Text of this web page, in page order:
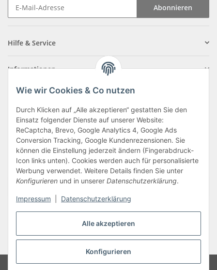
Alle akzeptieren
Konfigurieren
Wie wir Cookies & Co nutzen
Durch Klicken auf „Alle akzeptieren“ gestatten Sie den
Einsatz folgender Dienste auf unserer Website:
ReCaptcha, Brevo, Google Analytics 4, Google Ads
Conversion Tracking, Google Kundenrezensionen. Sie
können die Einstellung jederzeit ändern (Fingerabdruck-
Icon links unten). Cookies werden auch für personalisierte
Werbung verwendet. Weitere Details finden Sie unter
Konfigurieren und in unserer Datenschutzerklärung.
Impressum Datenschutzerklärung
Abonnieren
Hilfe & Service
Informationen
Zahlungsarten
Vertrag widerrufen
* Alle Preise inkl. gesetzlicher USt., zzgl.Versand
Google Analytics deaktivieren